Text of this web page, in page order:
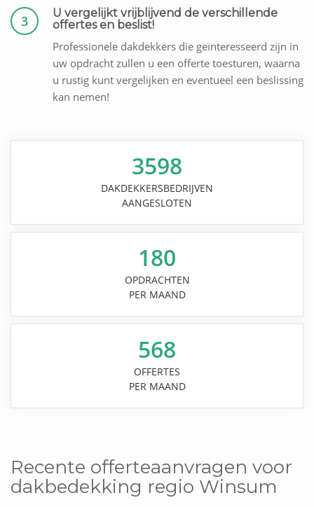
3
U vergelijkt vrijblijvend de verschillende
offertes en beslist!
Professionele dakdekkers die geïnteresseerd zijn in
uw opdracht zullen u een offerte toesturen, waarna
u rustig kunt vergelijken en eventueel een beslissing
kan nemen!
3598
DAKDEKKERSBEDRIJVEN
AANGESLOTEN
180
OPDRACHTEN
PER MAAND
568
OFFERTES
PER MAAND
Recente offerteaanvragen voor
dakbedekking regio Winsum